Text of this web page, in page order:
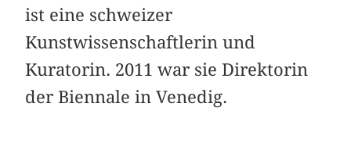
ist eine schweizer
Kunstwissenschaftlerin und
Kuratorin. 2011 war sie Direktorin
der Biennale in Venedig.